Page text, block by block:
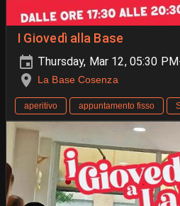
I Giovedì alla Base
Thursday, Mar 12, 05:30
La Base Cosenza
aperitivo appuntamento fisso